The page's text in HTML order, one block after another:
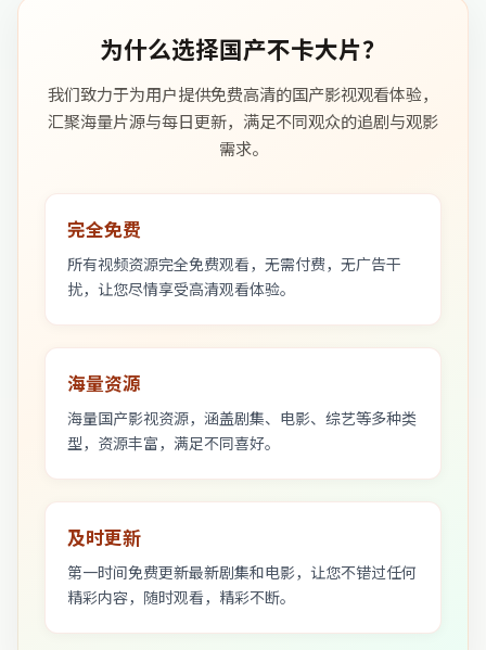
为什么选择国产不卡大片？
我们致力于为用户提供免费高清的国产影视观看体验，
汇聚海量片源与每日更新，满足不同观众的追剧与观影
需求。
完全免费
所有视频资源完全免费观看，无需付费，无广告干
扰，让您尽情享受高清观看体验。
海量资源
海量国产影视资源，涵盖剧集、电影、综艺等多种类
型，资源丰富，满足不同喜好。
及时更新
第一时间免费更新最新剧集和电影，让您不错过任何
精彩内容，随时观看，精彩不断。